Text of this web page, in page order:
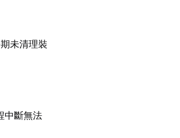
未清理裝
中斷無法